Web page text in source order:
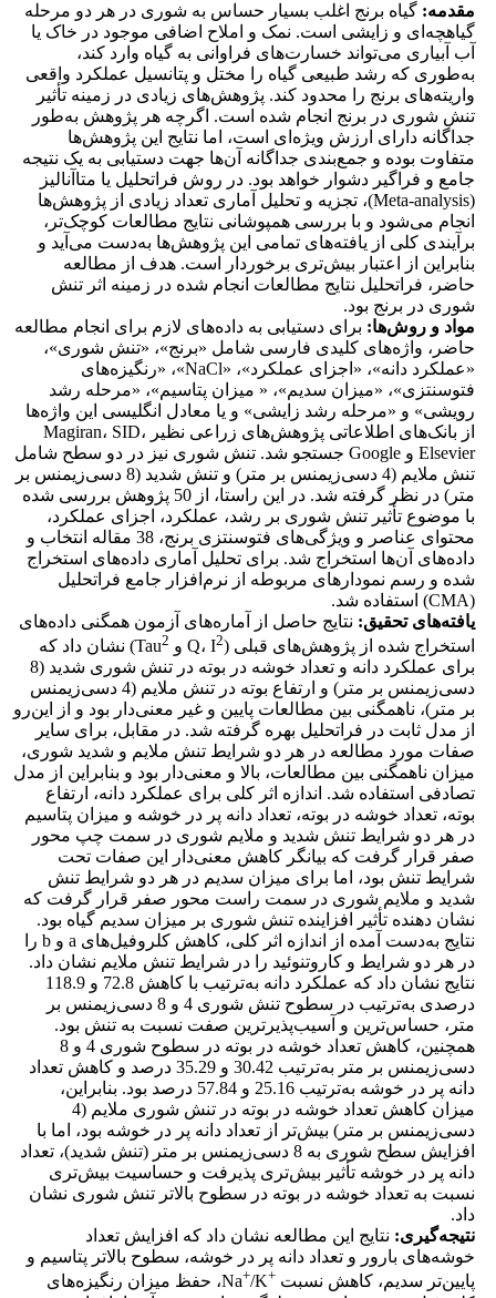
مقدمه: گیاه برنج اغلب بسیار حساس به شوری در هر دو مرحله
گیاهچه‌ای و زایشی است. نمک و املاح اضافی موجود در خاک یا
آب آبیاری می‌تواند خسارت‌های فراوانی به گیاه وارد کند،
به‌طوری که رشد طبیعی گیاه را مختل و پتانسیل عملکرد واقعی
واریته‌های برنج را محدود کند. پژوهش‌های زیادی در زمینه تأثیر
تنش شوری در برنج انجام شده است. اگرچه هر پژوهش به‌طور
جداگانه دارای ارزش ویژه‌ای است، اما نتایج این پژوهش‌ها
متفاوت بوده و جمع‌بندی جداگانه آن‌ها جهت دستیابی به یک نتیجه
جامع و فراگیر دشوار خواهد بود. در روش فراتحلیل یا متاآنالیز
(Meta-analysis)، تجزیه و تحلیل آماری تعداد زیادی از پژوهش‌ها
انجام می‌شود و با بررسی همپوشانی نتایج مطالعات کوچک‌تر،
برآیندی کلی از یافته‌های تمامی این پژوهش‌ها به‌دست می‌آید و
بنابراین از اعتبار بیش‌تری برخوردار است. هدف از مطالعه
حاضر، فراتحلیل نتایج مطالعات انجام شده در زمینه اثر تنش
شوری در برنج بود.
مواد و روش‌ها: برای دستیابی به داده‌های لازم برای انجام مطالعه
حاضر، واژه‌های کلیدی فارسی شامل «برنج»، «تنش شوری»،
«عملکرد دانه»، «اجزای عملکرد»، «NaCl»، «رنگیزه‌های
فتوسنتزی‌»، «میزان سدیم»، « میزان پتاسیم»، «مرحله رشد
رویشی» و «مرحله رشد زایشی» و یا معادل انگلیسی این واژه‌ها
از بانک‌های اطلاعاتی پژوهش‌های زراعی نظیر Magiran، SID،
Elsevier و Google جستجو شد. تنش شوری نیز در دو سطح شامل
تنش ملایم (4 دسی‌زیمنس بر متر) و تنش شدید (8 دسی‌زیمنس بر
متر) در نظر گرفته شد. در این راستا، از 50 پژوهش بررسی شده
با موضوع تأثیر تنش شوری بر رشد، عملکرد، اجزای عملکرد،
محتوای عناصر و ویژگی‌های فتوسنتزی برنج، 38 مقاله انتخاب و
داده‌های آن‌ها استخراج شد. برای تحلیل‌ آماری داده‌های استخراج
شده و رسم نمودارهای مربوطه از نرم‌افزار جامع فراتحلیل
(CMA) استفاده شد.
یافته‌های تحقیق: نتایج حاصل از آماره‌های آزمون همگنی داده‌های
استخراج شده از پژوهش‌های قبلی (Q، I2 و Tau 2
) نشان داد که
برای عملکرد دانه و تعداد خوشه در بوته در تنش شوری شدید (8
دسی‌زیمنس بر متر) و ارتفاع بوته در تنش ملایم (4 دسی‌زیمنس
بر متر)، ناهمگنی بین مطالعات پایین و غیر معنی‌دار بود و از این‌رو
از مدل ثابت در فراتحلیل بهره گرفته شد. در مقابل، برای سایر
صفات مورد مطالعه در هر دو شرایط تنش ملایم و شدید شوری،
میزان ناهمگنی بین مطالعات، بالا و معنی‌دار بود و بنابراین از مدل
تصادفی استفاده شد. اندازه اثر کلی برای عملکرد دانه، ارتفاع
بوته، تعداد خوشه در بوته، تعداد دانه پر در خوشه و میزان پتاسیم
در هر دو شرایط تنش شدید و ملایم شوری در سمت چپ محور
صفر قرار گرفت که بیانگر کاهش معنی‌دار این صفات تحت
شرایط تنش بود، اما برای میزان سدیم در هر دو شرایط تنش
شدید و ملایم شوری در سمت راست محور صفر قرار گرفت که
نشان دهنده تأثیر افزاینده تنش شوری بر میزان سدیم گیاه بود.
نتایج به‌دست آمده از اندازه اثر کلی، کاهش کلروفیل‌های a و b را
در هر دو شرایط و کاروتنوئید را در شرایط تنش ملایم نشان داد.
نتایج نشان داد که عملکرد دانه به‌ترتیب با کاهش 72.8 و 118.9
درصدی به‌ترتیب در سطوح تنش شوری 4 و 8 دسی‌زیمنس بر
متر، حساس‌ترین و آسیب‌پذیرترین صفت نسبت به تنش بود.
همچنین، کاهش تعداد خوشه در بوته در سطوح شوری 4 و 8
دسی‌زیمنس بر متر به‌ترتیب 30.42 و 35.29 درصد و کاهش تعداد
دانه پر در خوشه به‌ترتیب 25.16 و 57.84 درصد بود. بنابراین،
میزان کاهش تعداد خوشه در بوته در تنش شوری ملایم (4
دسی‌زیمنس بر متر) بیش‌تر از تعداد دانه پر در خوشه بود، اما با
افزایش سطح شوری به 8 دسی‌زیمنس بر متر (تنش شدید)، تعداد
دانه پر در خوشه تأثیر بیش‌تری پذیرفت و حساسیت بیش‌تری
نسبت به تعداد خوشه در بوته در سطوح بالاتر تنش شوری نشان
داد.
نتیجه‌‌گیری: نتایج این مطالعه نشان داد که افزایش تعداد
خوشه‌‌های بارور و تعداد دانه پر در خوشه، سطوح بالاتر پتاسیم و
پایین‌تر سدیم، کاهش نسبت +
Na+
/K، حفظ میزان رنگیزه‌های